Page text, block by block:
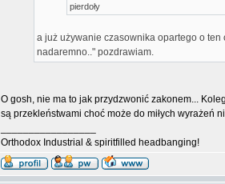
pierdoły
a już używanie czasownika opartego o
nadaremno.." pozdrawiam.
O gosh, nie ma to jak przydzwonić zakonem...
są przekleństwami choć może do miłych wyrażeń
Orthodox Industrial & spiritfilled headbanging!